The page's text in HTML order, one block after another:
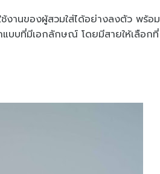
ช้งานของผู้สวมใส่ได้อย่างลงตัว พร้อม
บบที่มีเอกลักษณ์ โดยมีสายให้เลือกที่